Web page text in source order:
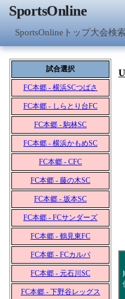
SportsOnline
SportsOnlineトップ大会検索
試合選択
FC本郷 - 横浜SCつばさ
FC本郷 - しらとり台FC
FC本郷 - 駒林SC
FC本郷 - 横浜かもめSC
FC本郷 - CFC
FC本郷 - 藤の木SC
FC本郷 - 坂本SC
FC本郷 - FCサンダーズ
FC本郷 - 鶴見東FC
FC本郷 - FCカルパ
FC本郷 - 元石川SC
FC本郷 - 下野谷レッグス